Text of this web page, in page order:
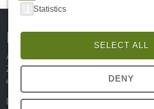
Harzspots empfiehlt...
Als Touristischer Leistungsträger sind
Zeit auf Dienstleitungen, Zuarbeit,
etc. angewiesen.
Daher möchten wir Ihnen die Anbieter
Statistics
SELECT ALL
DENY